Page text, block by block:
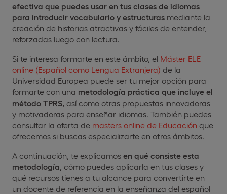
efectiva que puedes usar en tus clases de idiomas
para introducir vocabulario y estructuras mediante la
creación de historias atractivas y fáciles de entender,
reforzadas luego con lectura.
Si te interesa formarte en este ámbito, el Máster ELE
online (Español como Lengua Extranjera) de la
Universidad Europea puede ser tu mejor opción para
formarte con una metodología práctica que incluye el
método TPRS, así como otras propuestas innovadoras
y motivadoras para enseñar idiomas. También puedes
consultar la oferta de masters online de Educación que
ofrecemos si buscas especializarte en otros ámbitos.
A continuación, te explicamos en qué consiste esta
metodología, cómo puedes aplicarla en tus clases y
qué recursos tienes a tu alcance para convertirte en
un docente de referencia en la enseñanza del español